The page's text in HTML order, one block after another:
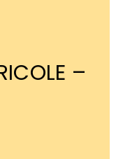
–